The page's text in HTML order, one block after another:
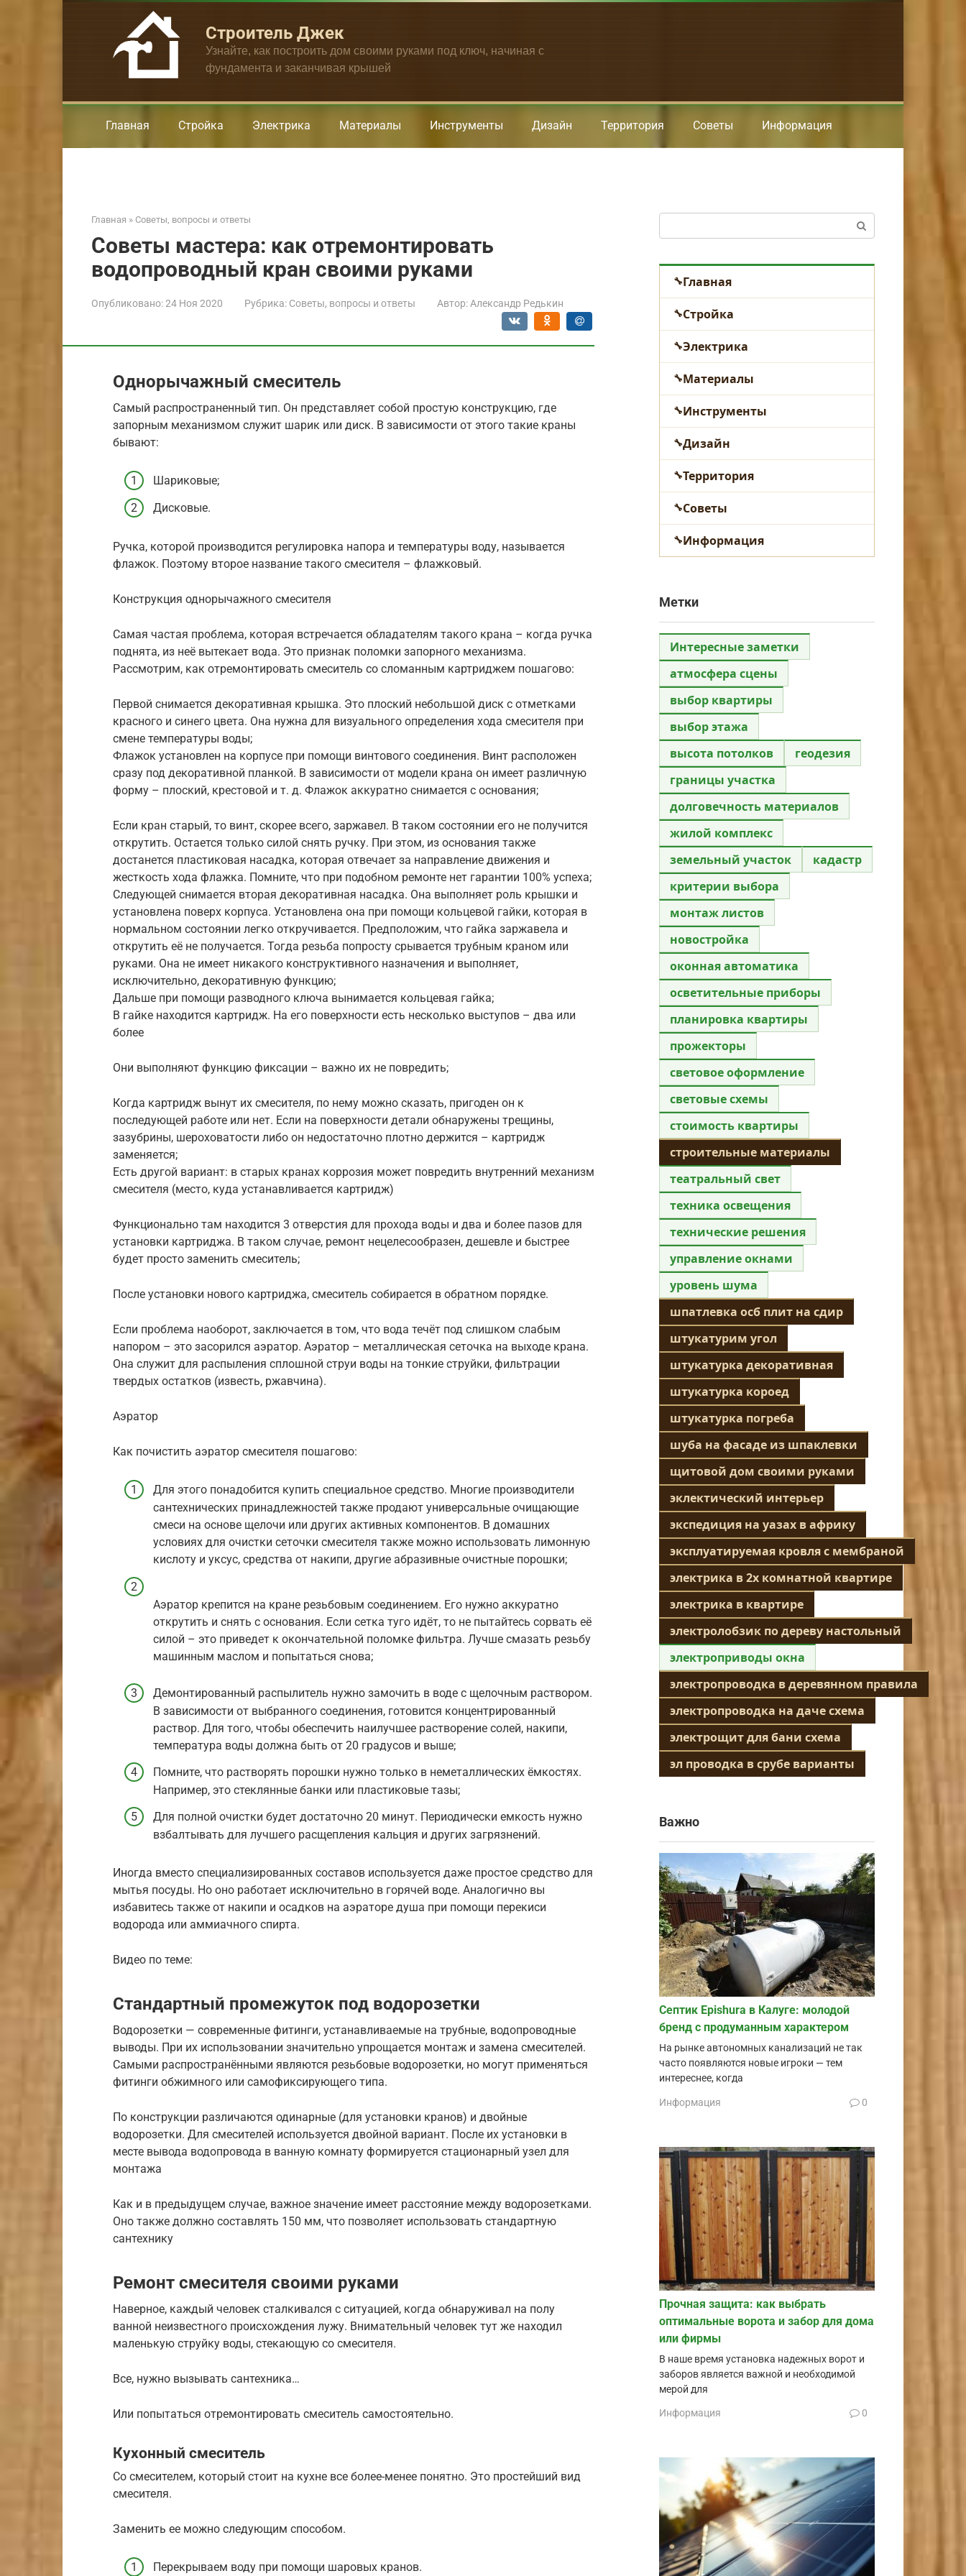
Строитель Джек
Узнайте, как построить дом своими руками под ключ, начиная с
фундамента и заканчивая крышей
Главная Стройка Электрика Материалы Инструменты Дизайн Территория Советы Информация
Главная » Советы, вопросы и ответы
Советы мастера: как отремонтировать
водопроводный кран своими руками
Опубликовано:24 Ноя 2020 Рубрика: Советы, вопросы и ответы Автор: Александр Редькин
Однорычажный смеситель
Самый распространенный тип. Он представляет собой простую конструкцию, где
запорным механизмом служит шарик или диск. В зависимости от этого такие краны
бывают:
Шариковые;
Дисковые.
Ручка, которой производится регулировка напора и температуры воду, называется
флажок. Поэтому второе название такого смесителя – флажковый.
Конструкция однорычажного смесителя
Самая частая проблема, которая встречается обладателям такого крана – когда ручка
поднята, из неё вытекает вода. Это признак поломки запорного механизма.
Рассмотрим, как отремонтировать смеситель со сломанным картриджем пошагово:
Первой снимается декоративная крышка. Это плоский небольшой диск с отметками
красного и синего цвета. Она нужна для визуального определения хода смесителя при
смене температуры воды;
Флажок установлен на корпусе при помощи винтового соединения. Винт расположен
сразу под декоративной планкой. В зависимости от модели крана он имеет различную
форму – плоский, крестовой и т. д. Флажок аккуратно снимается с основания;
Если кран старый, то винт, скорее всего, заржавел. В таком состоянии его не получится
открутить. Остается только силой снять ручку. При этом, из основания также
достанется пластиковая насадка, которая отвечает за направление движения и
жесткость хода флажка. Помните, что при подобном ремонте нет гарантии 100% успеха;
Следующей снимается вторая декоративная насадка. Она выполняет роль крышки и
установлена поверх корпуса. Установлена она при помощи кольцевой гайки, которая в
нормальном состоянии легко откручивается. Предположим, что гайка заржавела и
открутить её не получается. Тогда резьба попросту срывается трубным краном или
руками. Она не имеет никакого конструктивного назначения и выполняет,
исключительно, декоративную функцию;
Дальше при помощи разводного ключа вынимается кольцевая гайка;
В гайке находится картридж. На его поверхности есть несколько выступов – два или
более
Они выполняют функцию фиксации – важно их не повредить;
Когда картридж вынут их смесителя, по нему можно сказать, пригоден он к
последующей работе или нет. Если на поверхности детали обнаружены трещины,
зазубрины, шероховатости либо он недостаточно плотно держится – картридж
заменяется;
Есть другой вариант: в старых кранах коррозия может повредить внутренний механизм
смесителя (место, куда устанавливается картридж)
Функционально там находится 3 отверстия для прохода воды и два и более пазов для
установки картриджа. В таком случае, ремонт нецелесообразен, дешевле и быстрее
будет просто заменить смеситель;
После установки нового картриджа, смеситель собирается в обратном порядке.
Если проблема наоборот, заключается в том, что вода течёт под слишком слабым
напором – это засорился аэратор. Аэратор – металлическая сеточка на выходе крана.
Она служит для распыления сплошной струи воды на тонкие струйки, фильтрации
твердых остатков (известь, ржавчина).
Аэратор
Как почистить аэратор смесителя пошагово:
Для этого понадобится купить специальное средство. Многие производители
сантехнических принадлежностей также продают универсальные очищающие
смеси на основе щелочи или других активных компонентов. В домашних
условиях для очистки сеточки смесителя также можно использовать лимонную
кислоту и уксус, средства от накипи, другие абразивные очистные порошки;
Аэратор крепится на кране резьбовым соединением. Его нужно аккуратно
открутить и снять с основания. Если сетка туго идёт, то не пытайтесь сорвать её
силой – это приведет к окончательной поломке фильтра. Лучше смазать резьбу
машинным маслом и попытаться снова;
Демонтированный распылитель нужно замочить в воде с щелочным раствором.
В зависимости от выбранного соединения, готовится концентрированный
раствор. Для того, чтобы обеспечить наилучшее растворение солей, накипи,
температура воды должна быть от 20 градусов и выше;
Помните, что растворять порошки нужно только в неметаллических ёмкостях.
Например, это стеклянные банки или пластиковые тазы;
Для полной очистки будет достаточно 20 минут. Периодически емкость нужно
взбалтывать для лучшего расщепления кальция и других загрязнений.
Иногда вместо специализированных составов используется даже простое средство для
мытья посуды. Но оно работает исключительно в горячей воде. Аналогично вы
избавитесь также от накипи и осадков на аэраторе душа при помощи перекиси
водорода или аммиачного спирта.
Видео по теме:
Стандартный промежуток под водорозетки
Водорозетки — современные фитинги, устанавливаемые на трубные, водопроводные
выводы. При их использовании значительно упрощается монтаж и замена смесителей.
Самыми распространёнными являются резьбовые водорозетки, но могут применяться
фитинги обжимного или самофиксирующего типа.
По конструкции различаются одинарные (для установки кранов) и двойные
водорозетки. Для смесителей используется двойной вариант. После их установки в
месте вывода водопровода в ванную комнату формируется стационарный узел для
монтажа
Как и в предыдущем случае, важное значение имеет расстояние между водорозетками.
Оно также должно составлять 150 мм, что позволяет использовать стандартную
сантехнику
Ремонт смесителя своими руками
Наверное, каждый человек сталкивался с ситуацией, когда обнаруживал на полу
ванной неизвестного происхождения лужу. Внимательный человек тут же находил
маленькую струйку воды, стекающую со смесителя.
Все, нужно вызывать сантехника…
Или попытаться отремонтировать смеситель самостоятельно.
Кухонный смеситель
Со смесителем, который стоит на кухне все более-менее понятно. Это простейший вид
смесителя.
Заменить ее можно следующим способом.
Перекрываем воду при помощи шаровых кранов.
Главная
Стройка
Электрика
Материалы
Инструменты
Дизайн
Территория
Советы
Информация
Метки
Интересные заметки
атмосфера сцены
выбор квартиры
выбор этажа
высота потолков
геодезия
границы участка
долговечность материалов
жилой комплекс
земельный участок
кадастр
критерии выбора
монтаж листов
новостройка
оконная автоматика
осветительные приборы
планировка квартиры
прожекторы
световое оформление
световые схемы
стоимость квартиры
строительные материалы
театральный свет
техника освещения
технические решения
управление окнами
уровень шума
шпатлевка осб плит на сдир
штукатурим угол
штукатурка декоративная
штукатурка короед
штукатурка погреба
шуба на фасаде из шпаклевки
щитовой дом своими руками
эклектический интерьер
экспедиция на уазах в африку
эксплуатируемая кровля с мембраной
электрика в 2х комнатной квартире
электрика в квартире
электролобзик по дереву настольный
электроприводы окна
электропроводка в деревянном правила
электропроводка на даче схема
электрощит для бани схема
эл проводка в срубе варианты
Важно
Септик Epishura в Калуге: молодой
бренд с продуманным характером
На рынке автономных канализаций не так
часто появляются новые игроки — тем
интереснее, когда
Информация 0
Прочная защита: как выбрать
оптимальные ворота и забор для дома
или фирмы
В наше время установка надежных ворот и
заборов является важной и необходимой
мерой для
Информация 0